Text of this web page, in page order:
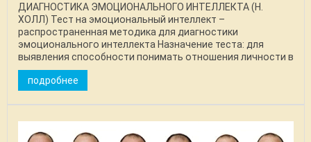
ДИАГНОСТИКА ЭМОЦИОНАЛЬНОГО ИНТЕЛЛЕКТА (Н.
ХОЛЛ) Тест на эмоциональный интеллект –
распространенная методика для диагностики
эмоционального интеллекта Назначение теста: для
выявления способности понимать отношения личности в
эмоциях, и управлять ...
подробнее